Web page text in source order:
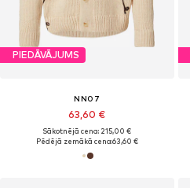
PIEDĀVĀJUMS
NN07
63,60 €
Sākotnējā cena: 215,00 €
Pēdējā zemākā cena:63,60 €